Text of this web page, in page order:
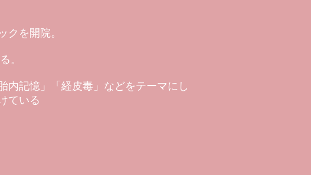
を開院。
。
内記憶」「経皮毒」などをテーマにし
ている